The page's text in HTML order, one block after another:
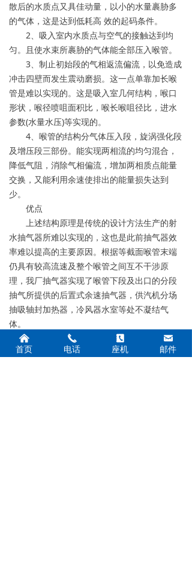
散后的水质点又具佳动量，以小的水量裹胁多
的气体，这是达到低耗高 效的起码条件。
2、吸入室内水质点与空气的接触达到均
匀。且使水束所裹胁的气体能全部压入喉管。
3、制止初始段的气相返流偏流，以免造成
冲击四壁而发生震动磨损。这一点单靠加长喉
管是难以实现的。这是吸入室几何结构，喉口
形状，喉径喷咀面积比，喉长喉咀径比，进水
参数(水量水压)等实现的。
4、喉管的结构分气体压入段，旋涡强化段
及增压段三部份。能实现两相流的均匀混合，
降低气阻，消除气相偏流，增加两相质点能量
交换，又能利用余速使排出的能量损失达到
少。
优点
上述结构原理是传统的设计方法生产的射
水抽气器所难以实现的，这也是此前抽气器效
率难以提高的主要原因。根据等截面喉管末端
仍具有较高流速及整个喉管之间互不干涉原
理，我厂抽气器实现了喉管下段及出口的分段
抽气所提供的后置式余速抽气器，供汽机分场
抽吸轴封加热器，冷风器水室等处不凝结气
体。
낀
首页
끅
电话
끐
座机
낂
邮件